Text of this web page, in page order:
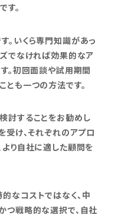
す。
。いくら専門知識があっ
でなければ効果的なア
。初回面談や試用期間
も一つの方法です。
討することをお勧めし
受け、それぞれのアプロ
り自社に適した顧問を
なコストではなく、中
つ戦略的な選択で、自社